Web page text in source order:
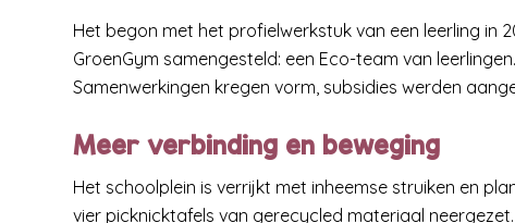
Het begon met het profielwerkstuk van een leerling in
GroenGym samengesteld: een Eco-team van
Samenwerkingen kregen vorm, subsidies werden
Meer verbinding en beweging
Het schoolplein is verrijkt met inheemse struiken en
vier picknicktafels van gerecycled materiaal